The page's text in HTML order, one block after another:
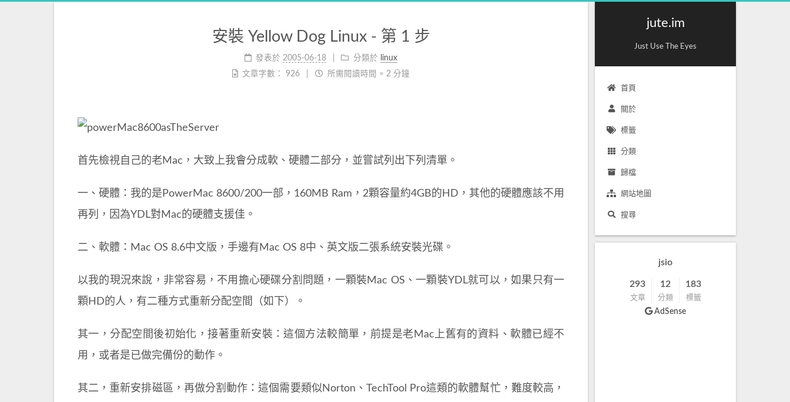
jute.im
Just Use The Eyes
首頁
關於
標籤
分類
歸檔
網站地圖
搜尋
安裝 Yellow Dog Linux - 第 1 步
發表於 2005-06-18 分類於
linux
文章字數：
926 所需閱讀時間 ≈ 2 分鐘
首先檢視自己的老Mac，大致上我會分成軟、硬體二部分，並嘗試列出下列清單。
一、硬體：我的是PowerMac 8600/200一部，160MB Ram，2顆容量約4GB的HD，其他的硬體應該不用
再列，因為YDL對Mac的硬體支援佳。
二、軟體：Mac OS 8.6中文版，手邊有Mac OS 8中、英文版二張系統安裝光碟。
以我的現況來說，非常容易，不用擔心硬碟分割問題，一顆裝Mac OS、一顆裝YDL就可以，如果只有一
顆HD的人，有二種方式重新分配空間（如下）。
其一，分配空間後初始化，接著重新安裝：這個方法較簡單，前提是老Mac上舊有的資料、軟體已經不
用，或者是已做完備份的動作。
其二，重新安排磁區，再做分割動作：這個需要類似Norton、TechTool Pro這類的軟體幫忙，難度較高，
jsio
293
文章
12
分類
183
標籤
AdSense